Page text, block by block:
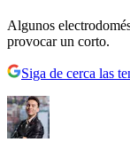
Algunos
provocar un corto.
Siga de cerca las